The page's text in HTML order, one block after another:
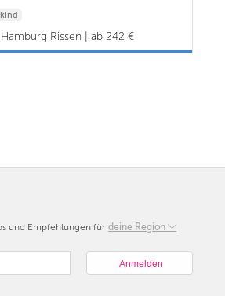
Rissen | ab 242 €
und Empfehlungen für deine Region
Berlin
Hamburg